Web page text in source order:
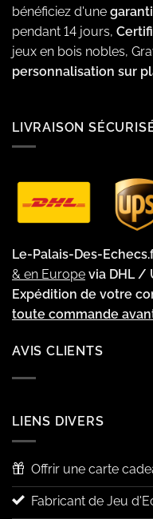
bénéficiez d'une
pendant 14 jours,
jeux en bois nobles,
personnalisation sur
LIVRAISON
Le-Palais-Des-
& en Europe via DHL /
Expédition de votre
toute commande
AVIS CLIENTS
LIENS DIVERS
Offrir une carte
Fabricant de Jeu